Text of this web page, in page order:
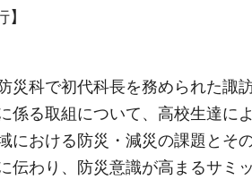
災科で初代科長を務められた諏
係る取組について、高校生達に
における防災・減災の課題とそ
わり、防災意識が高まるサミ